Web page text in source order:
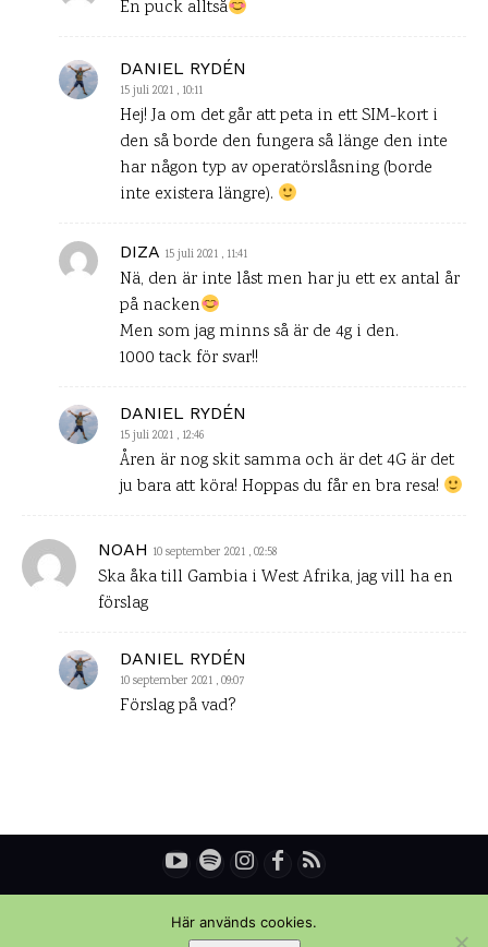
En puck alltså
DANIEL RYDÉN
15 juli 2021 , 10:11
Hej! Ja om det går att peta in ett SIM-kort i
den så borde den fungera så länge den inte
har någon typ av operatörslåsning (borde
inte existera längre).
DIZA 15 juli 2021 , 11:41
Nä, den är inte låst men har ju ett ex antal år
på nacken
Men som jag minns så är de 4g i den.
1000 tack för svar!!
DANIEL RYDÉN
15 juli 2021 , 12:46
Åren är nog skit samma och är det 4G är det
ju bara att köra! Hoppas du får en bra resa!
NOAH 10 september 2021 , 02:58
Ska åka till Gambia i West Afrika, jag vill ha en
förslag
DANIEL RYDÉN
10 september 2021 , 09:07
Förslag på vad?
Här används cookies.